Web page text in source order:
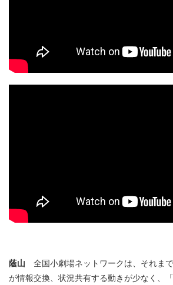
蔭山 全国小劇場ネットワークは、それま
が情報交換、状況共有する動きが少なく、